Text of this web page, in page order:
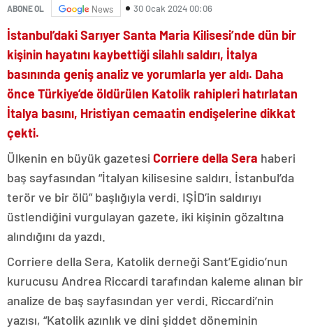
ABONE OL News 30 Ocak 2024 00:06
İstanbul’daki Sarıyer Santa Maria Kilisesi’nde dün bir
kişinin hayatını kaybettiği silahlı saldırı, İtalya
basınında geniş analiz ve yorumlarla yer aldı. Daha
önce Türkiye’de öldürülen Katolik rahipleri hatırlatan
İtalya basını, Hristiyan cemaatin endişelerine dikkat
çekti.
Ülkenin en büyük gazetesi Corriere della Sera haberi
baş sayfasından “İtalyan kilisesine saldırı. İstanbul’da
terör ve bir ölü” başlığıyla verdi. IŞİD’in saldırıyı
üstlendiğini vurgulayan gazete, iki kişinin gözaltına
alındığını da yazdı.
Corriere della Sera, Katolik derneği Sant’Egidio’nun
kurucusu Andrea Riccardi tarafından kaleme alınan bir
analize de baş sayfasından yer verdi. Riccardi’nin
yazısı, “Katolik azınlık ve dini şiddet döneminin